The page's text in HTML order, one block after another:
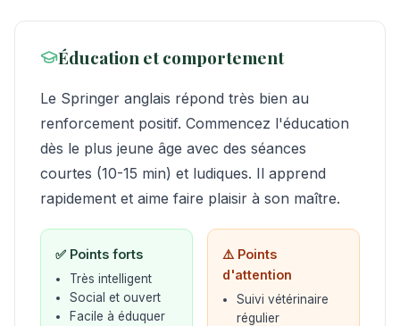
Éducation et comportement
Le Springer anglais répond très bien au
renforcement positif. Commencez l'éducation
dès le plus jeune âge avec des séances
courtes (10-15 min) et ludiques. Il apprend
rapidement et aime faire plaisir à son maître.
✅ Points forts
Très intelligent
Social et ouvert
Facile à éduquer
⚠️ Points
d'attention
Suivi vétérinaire
régulier